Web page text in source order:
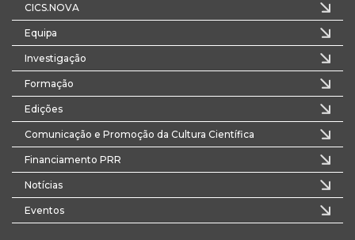
CICS.NOVA
Equipa
Investigação
Formação
Edições
Comunicação e Promoção da Cultura Científica
Financiamento PRR
Notícias
Eventos